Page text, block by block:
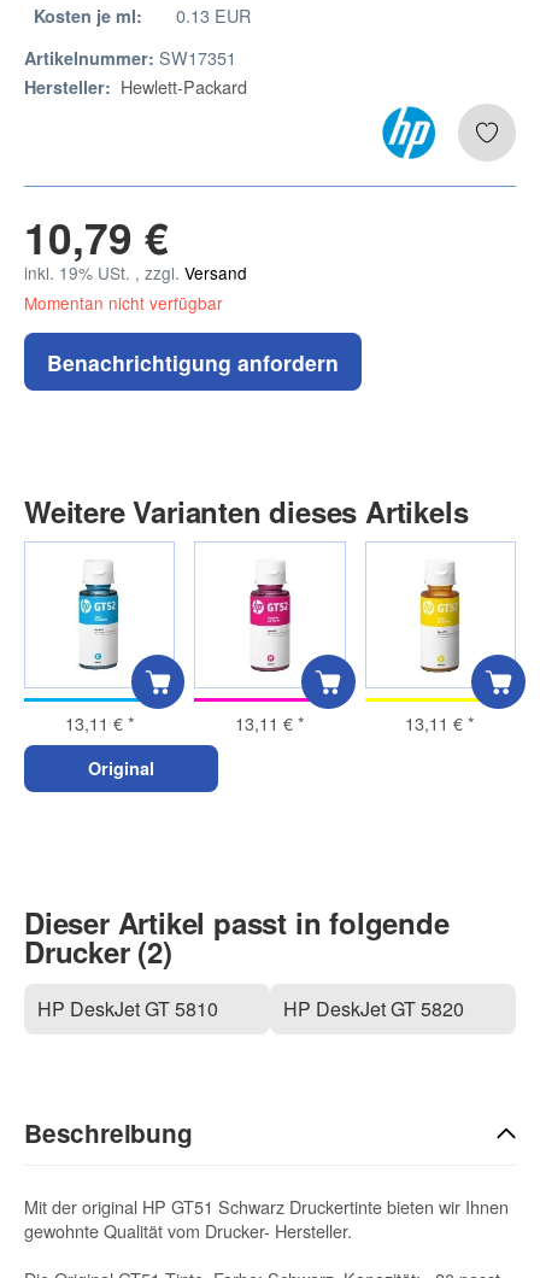
Kosten je ml: 0.13 EUR
Artikelnummer: SW17351
Hersteller: Hewlett-Packard
10,79 €
inkl. 19% USt. , zzgl. Versand
Momentan nicht verfügbar
Benachrichtigung anfordern
Weitere Varianten dieses Artikels
13,11 €* 13,11 €* 13,11 €*
Original
Dieser Artikel passt in folgende
Drucker (2)
HP DeskJet GT 5810 HP DeskJet GT 5820
Beschreibung
Mit der original HP GT51 Schwarz Druckertinte bieten wir Ihnen
gewohnte Qualität vom Drucker- Hersteller.